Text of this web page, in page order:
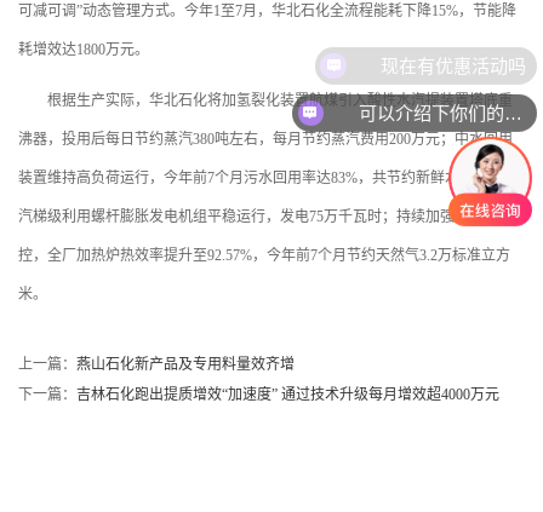
可减可调”动态管理方式。今年1至7月，华北石化全流程能耗下降15%，节能降
耗增效达1800万元。
根据生产实际，华北石化将加氢裂化装置航煤引入酸性水汽提装置塔底重
沸器，投用后每日节约蒸汽380吨左右，每月节约蒸汽费用200万元；中水回用
装置维持高负荷运行，今年前7个月污水回用率达83%，共节约新鲜水9万吨；蒸
汽梯级利用螺杆膨胀发电机组平稳运行，发电75万千瓦时；持续加强加热炉管
控，全厂加热炉热效率提升至92.57%，今年前7个月节约天然气3.2万标准立方
米。
上一篇： 燕山石化新产品及专用料量效齐增
下一篇： 吉林石化跑出提质增效“加速度” 通过技术升级每月增效超4000万元
可以介绍下你们的产品么
现在有优惠活动吗